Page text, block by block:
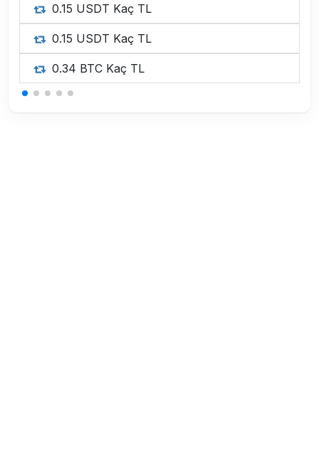
0.15 USDT Kaç TL
0.15 USDT Kaç TL
0.34 BTC Kaç TL